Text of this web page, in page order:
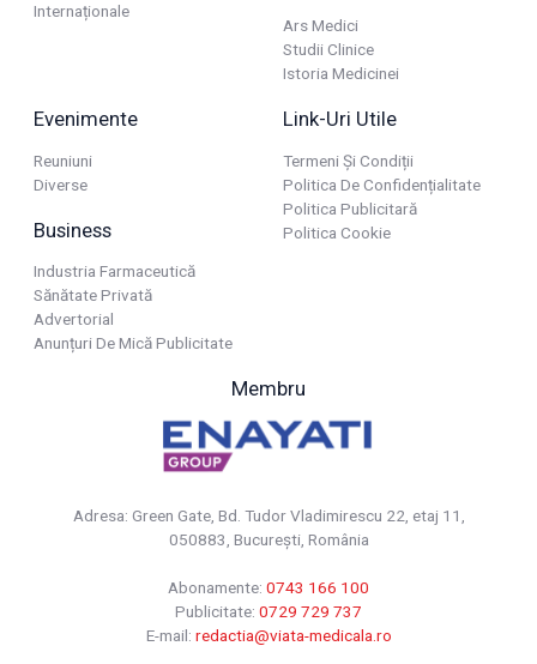
Internaționale
Ars Medici
Studii Clinice
Istoria Medicinei
Evenimente
Reuniuni
Diverse
Business
Industria Farmaceutică
Sănătate Privată
Advertorial
Anunțuri De Mică Publicitate
Link-Uri Utile
Termeni Și Condiții
Politica De Confidențialitate
Politica Publicitară
Politica Cookie
Membru
Adresa: Green Gate, Bd. Tudor Vladimirescu 22, etaj 11,
050883, Bucureşti, România
Abonamente: 0743 166 100
Publicitate: 0729 729 737
E-mail: redactia@viata-medicala.ro